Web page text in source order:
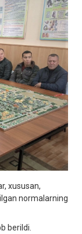
xususan,
normalarning
berildi.